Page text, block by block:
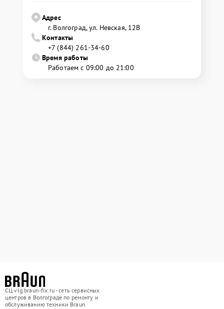
Адрес
г. Волгоград, ул. Невская, 12В
Контакты
+7 (844) 261-34-60
Время работы
Работаем с 09:00 до 21:00
СЦ vlg.braun-fix.ru - сеть сервисных
центров в Волгограде по ремонту и
обслуживанию техники Braun